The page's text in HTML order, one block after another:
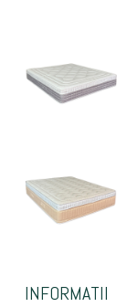
INFORMATII